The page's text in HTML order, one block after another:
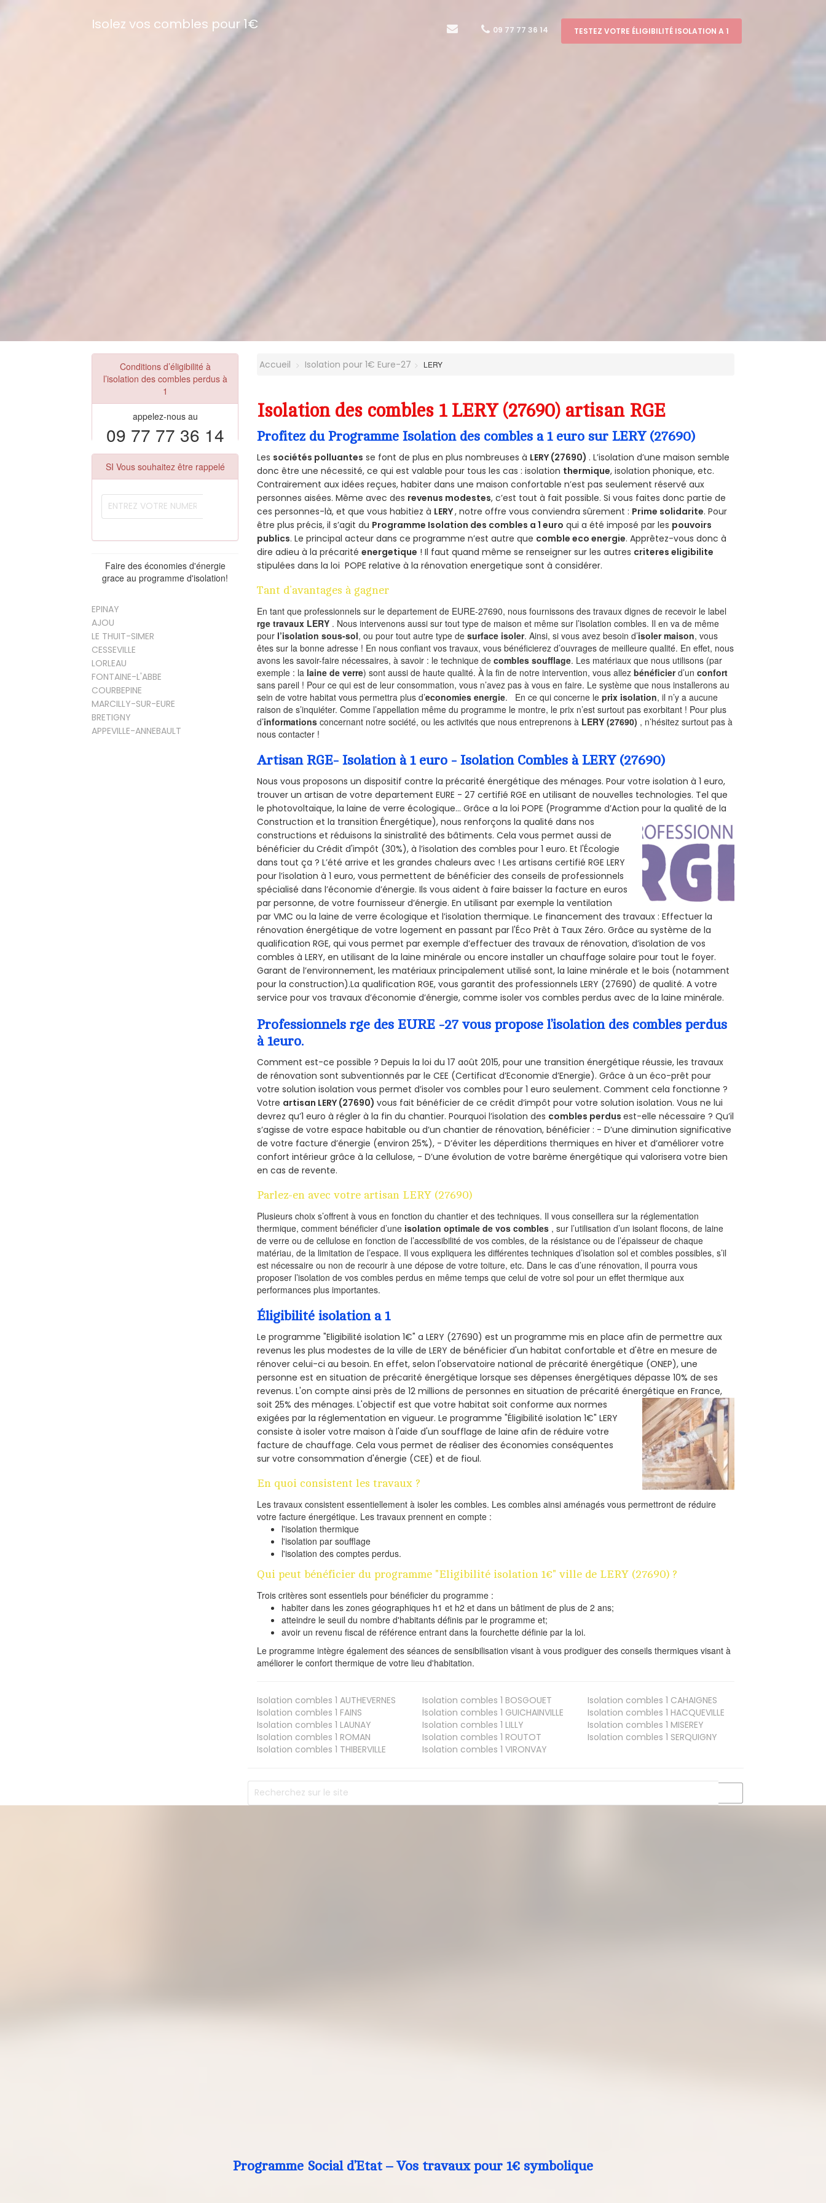
Isolez vos combles pour 1€ 09 77 77 36 14 TESTEZ VOTRE ÉLIGIBILITÉ ISOLATION A 1
Conditions d’éligibilité à
l’isolation des combles perdus à
1
appelez-nous au
09 77 77 36 14
SI Vous souhaitez être rappelé
Faire des économies d'énergie
grace au programme d'isolation!
EPINAY
AJOU
LE THUIT-SIMER
CESSEVILLE
LORLEAU
FONTAINE-L'ABBE
COURBEPINE
MARCILLY-SUR-EURE
BRETIGNY
APPEVILLE-ANNEBAULT
Accueil Isolation pour 1€ Eure-27 LERY
Isolation des combles 1 LERY (27690) artisan RGE
Profitez du Programme Isolation des combles a 1 euro sur LERY (27690)
Les sociétés polluantes se font de plus en plus nombreuses à LERY (27690) . L’isolation d’une maison semble
donc être une nécessité, ce qui est valable pour tous les cas : isolation thermique, isolation phonique, etc.
Contrairement aux idées reçues, habiter dans une maison confortable n’est pas seulement réservé aux
personnes aisées. Même avec des revenus modestes, c’est tout à fait possible. Si vous faites donc partie de
ces personnes-là, et que vous habitiez à LERY, notre offre vous conviendra sûrement : Prime solidarite. Pour
être plus précis, il s’agit du Programme Isolation des combles a 1 euro qui a été imposé par les pouvoirs
publics. Le principal acteur dans ce programme n’est autre que comble eco energie. Apprêtez-vous donc à
dire adieu à la précaritéenergetique ! Il faut quand même se renseigner sur les autres criteres eligibilite
stipulées dans la loi POPE relative à la rénovation energetique sont à considérer.
Tant d’avantages à gagner
En tant que professionnels sur le departement de EURE-27690, nous fournissons des travaux dignes de recevoir le label
rge travaux LERY . Nous intervenons aussi sur tout type de maison et même sur l’isolation combles. Il en va de même
pour l’isolation sous-sol, ou pour tout autre type desurface isoler. Ainsi, si vous avez besoin d’isoler maison, vous
êtes sur la bonne adresse ! En nous confiant vos travaux, vous bénéficierez d’ouvrages de meilleure qualité. En effet, nous
avons les savoir-faire nécessaires, à savoir : le technique decombles soufflage. Les matériaux que nous utilisons (par
exemple : la laine de verre) sont aussi de haute qualité. À la fin de notre intervention, vous allezbénéficierd’unconfort
sans pareil ! Pour ce qui est de leur consommation, vous n’avez pas à vous en faire. Le système que nous installerons au
sein de votre habitat vous permettra plus d’economies energie. En ce qui concerne leprix isolation, il n’y a aucune
raison de s’inquiéter. Comme l’appellation même du programme le montre, le prix n’est surtout pas exorbitant ! Pour plus
d’informations concernant notre société, ou les activités que nous entreprenons à LERY (27690) , n’hésitez surtout pas à
nous contacter !
Artisan RGE- Isolation à 1 euro - Isolation Combles à LERY (27690)
Nous vous proposons un dispositif contre la précarité énergétique des ménages. Pour votre isolation à 1 euro,
trouver un artisan de votre departement EURE - 27 certifié RGE en utilisant de nouvelles technologies. Tel que
le photovoltaïque, la laine de verre écologique... Grâce a la loi POPE (Programme d’Action pour la qualité de la
Construction et la transition Énergétique), nous renforçons la qualité dans nos
constructions et réduisons la sinistralité des bâtiments. Cela vous permet aussi de
bénéficier du Crédit d'impôt (30%), à l’isolation des combles pour 1 euro. Et l'Écologie
dans tout ça ? L’été arrive et les grandes chaleurs avec ! Les artisans certifié RGE LERY
pour l’isolation à 1 euro, vous permettent de bénéficier des conseils de professionnels
spécialisé dans l’économie d’énergie. Ils vous aident à faire baisser la facture en euros
par personne, de votre fournisseur d’énergie. En utilisant par exemple la ventilation
par VMC ou la laine de verre écologique et l’isolation thermique. Le financement des travaux : Effectuer la
rénovation énergétique de votre logement en passant par l'Éco Prêt à Taux Zéro. Grâce au système de la
qualification RGE, qui vous permet par exemple d’effectuer des travaux de rénovation, d’isolation de vos
combles à LERY, en utilisant de la laine minérale ou encore installer un chauffage solaire pour tout le foyer.
Garant de l’environnement, les matériaux principalement utilisé sont, la laine minérale et le bois (notamment
pour la construction).La qualification RGE, vous garantit des professionnels LERY (27690) de qualité. A votre
service pour vos travaux d’économie d’énergie, comme isoler vos combles perdus avec de la laine minérale.
Professionnels rge des EURE -27 vous propose l’isolation des combles perdus
à 1euro.
Comment est-ce possible ? Depuis la loi du 17 août 2015, pour une transition énergétique réussie, les travaux
de rénovation sont subventionnés par le CEE (Certificat d’Economie d’Energie). Grâce à un éco-prêt pour
votre solution isolation vous permet d’isoler vos combles pour 1 euro seulement. Comment cela fonctionne ?
Votre artisan LERY (27690)vous fait bénéficier de ce crédit d’impôt pour votre solution isolation. Vous ne lui
devrez qu’1 euro à régler à la fin du chantier. Pourquoi l’isolation des combles perdusest-elle nécessaire ? Qu’il
s’agisse de votre espace habitable ou d’un chantier de rénovation, bénéficier : - D’une diminution significative
de votre facture d’énergie (environ 25%), - D’éviter les déperditions thermiques en hiver et d’améliorer votre
confort intérieur grâce à la cellulose, - D’une évolution de votre barème énergétique qui valorisera votre bien
en cas de revente.
Parlez-en avec votre artisan LERY (27690)
Plusieurs choix s’offrent à vous en fonction du chantier et des techniques. Il vous conseillera sur la réglementation
thermique, comment bénéficier d’une isolation optimale de vos combles , sur l’utilisation d’un isolant flocons, de laine
de verre ou de cellulose en fonction de l’accessibilité de vos combles, de la résistance ou de l’épaisseur de chaque
matériau, de la limitation de l’espace. Il vous expliquera les différentes techniques d’isolation sol et combles possibles, s’il
est nécessaire ou non de recourir à une dépose de votre toiture, etc. Dans le cas d’une rénovation, il pourra vous
proposer l’isolation de vos combles perdus en même temps que celui de votre sol pour un effet thermique aux
performances plus importantes.
Éligibilité isolation a 1
Le programme "Eligibilité isolation 1€" a LERY (27690) est un programme mis en place afin de permettre aux
revenus les plus modestes de la ville de LERY de bénéficier d'un habitat confortable et d'être en mesure de
rénover celui-ci au besoin. En effet, selon l'observatoire national de précarité énergétique (ONEP), une
personne est en situation de précarité énergétique lorsque ses dépenses énergétiques dépasse 10% de ses
revenus. L'on compte ainsi près de 12 millions de personnes en situation de précarité énergétique en France,
soit 25% des ménages.L'objectif est que votre habitat soit conforme aux normes
exigées par la réglementation en vigueur. Le programme "Éligibilité isolation 1€" LERY
consiste à isoler votre maison à l'aide d'un soufflage de laine afin de réduire votre
facture de chauffage. Cela vous permet de réaliser des économies conséquentes
sur votre consommation d'énergie (CEE) et de fioul.
En quoi consistent les travaux ?
Les travaux consistent essentiellement à isoler les combles. Les combles ainsi aménagés vous permettront de réduire
votre facture énergétique. Les travaux prennent en compte :
l'isolation thermique
l'isolation par soufflage
l'isolation des comptes perdus.
Qui peut bénéficier du programme "Eligibilité isolation 1€" ville de LERY (27690) ?
Trois critères sont essentiels pour bénéficier du programme :
habiter dans les zones géographiques h1 et h2 et dans un bâtiment de plus de 2 ans;
atteindre le seuil du nombre d'habitants définis par le programme et;
avoir un revenu fiscal de référence entrant dans la fourchette définie par la loi.
Le programme intègre également des séances de sensibilisation visant à vous prodiguer des conseils thermiques visant à
améliorer le confort thermique de votre lieu d'habitation.
Isolation combles 1 AUTHEVERNES Isolation combles 1 BOSGOUET Isolation combles 1 CAHAIGNES
Isolation combles 1 FAINS Isolation combles 1 GUICHAINVILLE Isolation combles 1 HACQUEVILLE
Isolation combles 1 LAUNAY Isolation combles 1 LILLY Isolation combles 1 MISEREY
Isolation combles 1 ROMAN Isolation combles 1 ROUTOT Isolation combles 1 SERQUIGNY
Isolation combles 1 THIBERVILLE Isolation combles 1 VIRONVAY
Programme Social d’Etat – Vos travaux pour 1€ symbolique